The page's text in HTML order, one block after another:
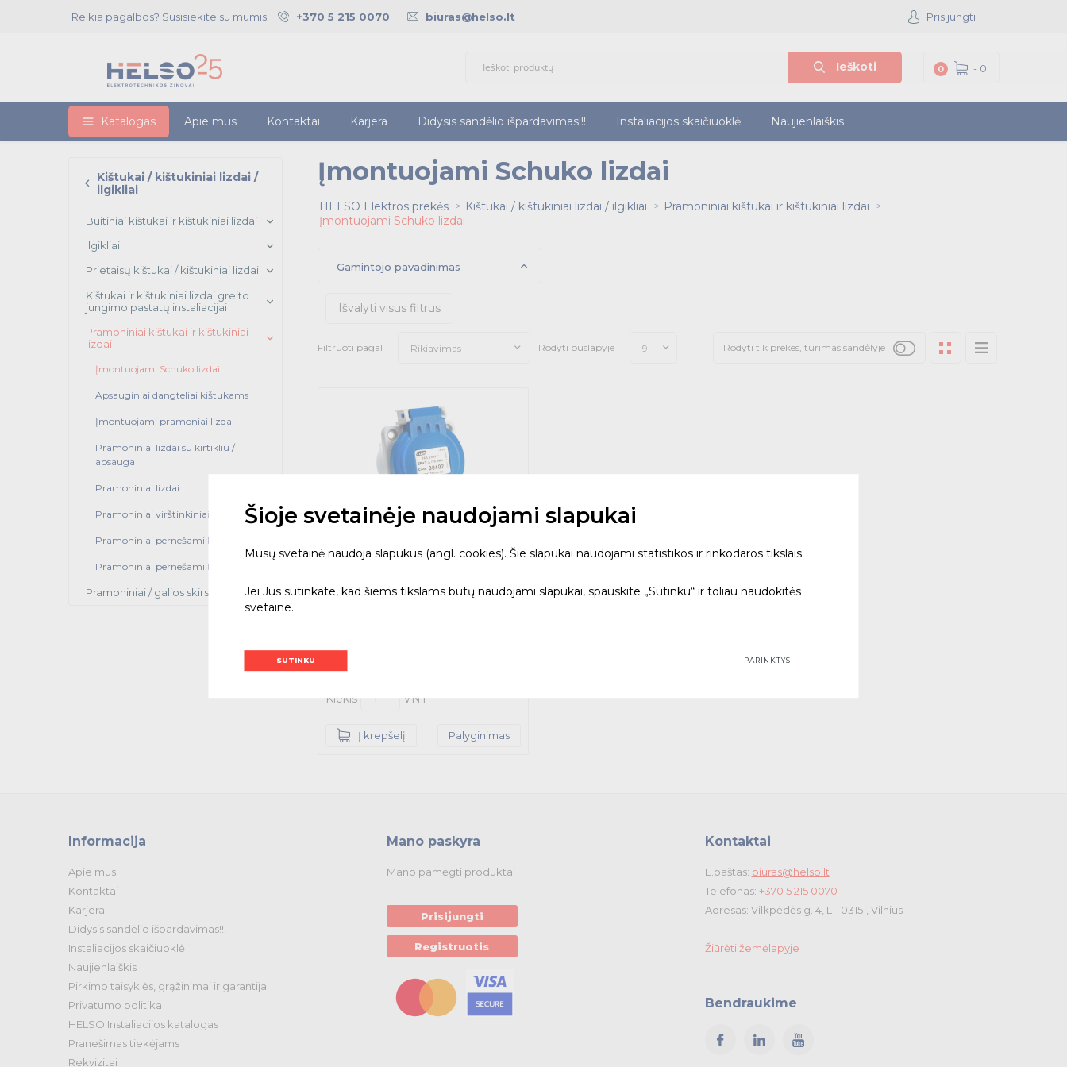
Reikia pagalbos? Susisiekite su mumis: +370 5 215 0070 biuras@helso.lt Prisijungti
Ieškoti 0 - 0
Katalogas Apie mus Kontaktai Karjera Didysis sandėlio išpardavimas!!! Instaliacijos skaičiuoklė Naujienlaiškis
Kištukai / kištukiniai lizdai /
ilgikliai
Buitiniai kištukai ir kištukiniai lizdai
Ilgikliai
Prietaisų kištukai / kištukiniai lizdai
Kištukai ir kištukiniai lizdai greito
jungimo pastatų instaliacijai
Pramoniniai kištukai ir kištukiniai
lizdai
Įmontuojami Schuko lizdai
Apsauginiai dangteliai kištukams
Įmontuojami pramoniai lizdai
Pramoniniai lizdai su kirtikliu /
apsauga
Pramoniniai lizdai
Pramoniniai virštinkiniai kištukai
Pramoniniai pernešami kištukai
Pramoniniai pernešami lizdai
Pramoniniai / galios skirstytuvai
Įmontuojami Schuko lizdai
HELSO Elektros prekės Kištukai / kištukiniai lizdai / ilgikliai
Pramoniniai kištukai ir kištukiniai lizdai
Įmontuojami Schuko lizdai
Gamintojo pavadinimas
Išvalyti visus filtrus
Filtruoti pagal Rikiavimas Rodyti puslapyje 9 Rodyti tik prekes, turimas sandėlyje
lizdas 16A IP54
Su PVM
Kiekis VNT
Į krepšelį Palyginimas
Informacija
Apie mus
Kontaktai
Karjera
Didysis sandėlio išpardavimas!!!
Instaliacijos skaičiuoklė
Naujienlaiškis
Pirkimo taisyklės, grąžinimai ir garantija
Privatumo politika
HELSO Instaliacijos katalogas
Pranešimas tiekėjams
Rekvizitai
Mano paskyra
Mano pamėgti produktai
Prisijungti
Registruotis
Kontaktai
E.paštas: biuras@helso.lt
Telefonas: +370 5 215 0070
Adresas: Vilkpėdės g. 4, LT-03151, Vilnius
Žiūrėti žemėlapyje
Bendraukime
Šioje svetainėje naudojami slapukai
Mūsų svetainė naudoja slapukus (angl. cookies). Šie slapukai naudojami statistikos ir rinkodaros tikslais.
Jei Jūs sutinkate, kad šiems tikslams būtų naudojami slapukai, spauskite „Sutinku“ ir toliau naudokitės
svetaine.
SUTINKU PARINKTYS